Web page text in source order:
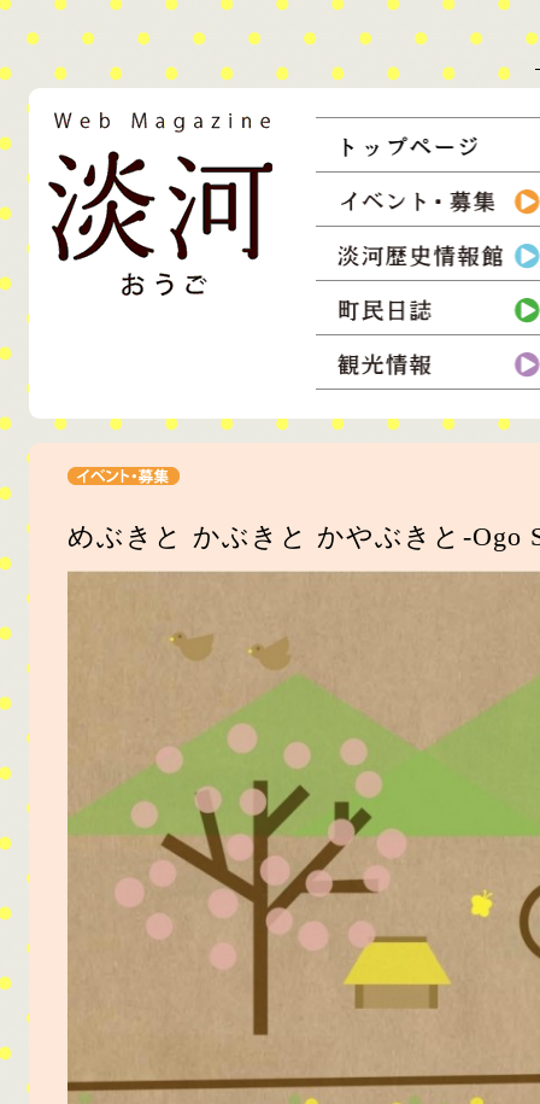
ウェブマガジン淡河
淡河町の情報を住民達が収集し、発信。生活者の息づかいを伝えるウェ
コンテンツ
めぶきと かぶきと かやぶきと-Ogo